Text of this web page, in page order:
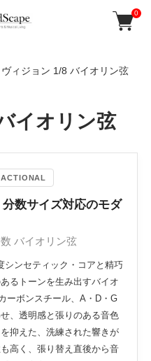
0
ヴィジョン 1/8 バイオリン弦
イオリン弦
数サイズ対応のモダ
バイオリン弦
シンセティック・コアと精巧
るトーンを生み出すバイオ
ーボンスチール、A・D・G
、透明感と張りのある音色
抑えた、洗練された響きが
高く、張り替え直後から音